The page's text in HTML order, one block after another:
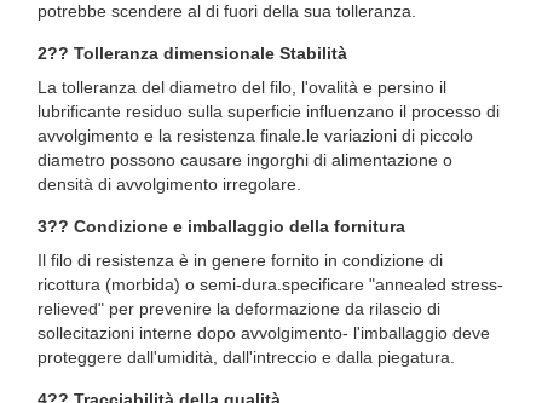
potrebbe scendere al di fuori della sua tolleranza.
2️?? Tolleranza dimensionale Stabilità
La tolleranza del diametro del filo, l'ovalità e persino il
lubrificante residuo sulla superficie influenzano il processo di
avvolgimento e la resistenza finale.le variazioni di piccolo
diametro possono causare ingorghi di alimentazione o
densità di avvolgimento irregolare.
3️?? Condizione e imballaggio della fornitura
Il filo di resistenza è in genere fornito in condizione di
ricottura (morbida) o semi-dura.specificare "annealed stress-
relieved" per prevenire la deformazione da rilascio di
sollecitazioni interne dopo avvolgimento- l'imballaggio deve
proteggere dall'umidità, dall'intreccio e dalla piegatura.